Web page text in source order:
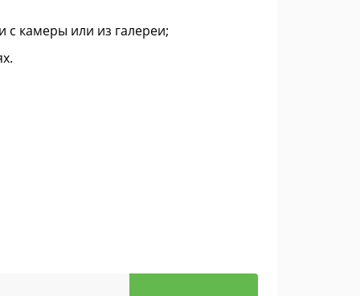
камеры или из галереи;